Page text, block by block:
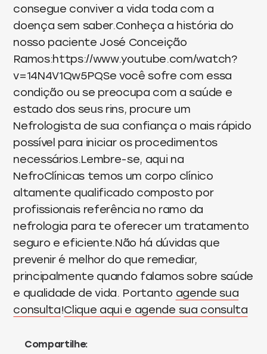
consegue conviver a vida toda com a
doença sem saber.Conheça a história do
nosso paciente José Conceição
Ramos:https://www.youtube.com/watch?
v=14N4V1Qw5PQSe você sofre com essa
condição ou se preocupa com a saúde e
estado dos seus rins, procure um
Nefrologista de sua confiança o mais rápido
possível para iniciar os procedimentos
necessários.Lembre-se, aqui na
NefroClínicas temos um corpo clínico
altamente qualificado composto por
profissionais referência no ramo da
nefrologia para te oferecer um tratamento
seguro e eficiente.Não há dúvidas que
prevenir é melhor do que remediar,
principalmente quando falamos sobre saúde
e qualidade de vida. Portanto agende sua
consulta!Clique aqui e agende sua consulta
Compartilhe: